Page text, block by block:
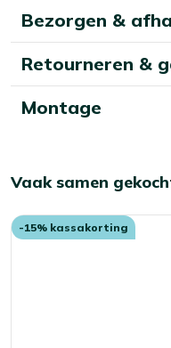
schoonmaakwerk
bergen. Denk aan een
Bezorgen &
Retourneren &
Montage
Vaak samen
-15% kassakorting